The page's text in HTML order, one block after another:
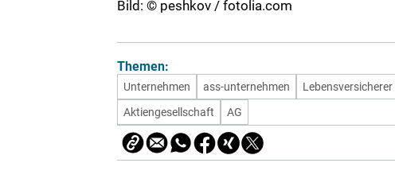
Bild: © peshkov / fotolia.com
Themen:
Unternehmen ass-unternehmen Lebensversicherer
Aktiengesellschaft
AG